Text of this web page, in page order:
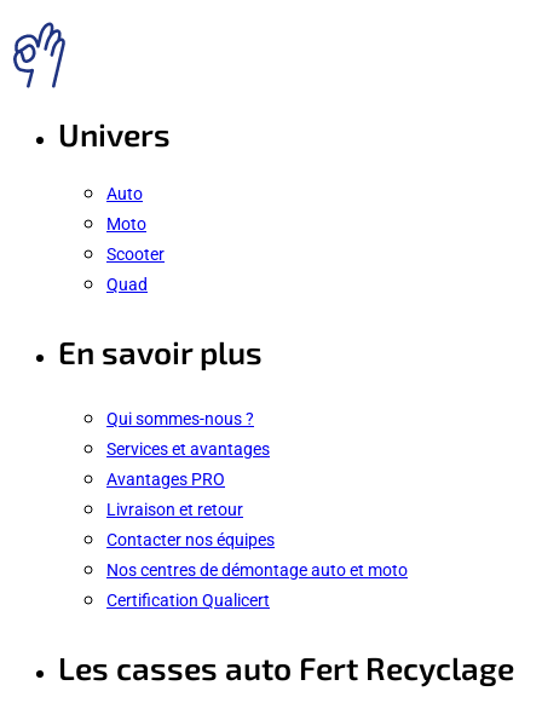
Univers
Auto
Moto
Scooter
Quad
En savoir plus
Qui sommes-nous ?
Services et avantages
Avantages PRO
Livraison et retour
Contacter nos équipes
Nos centres de démontage auto et moto
Certification Qualicert
Les casses auto Fert Recyclage